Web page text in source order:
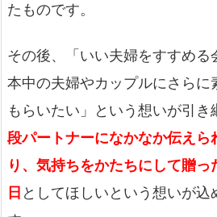
たものです。
その後、「いい夫婦をすすめる
本中の夫婦やカップルにさらに
もらいたい」という想いが引き
段パートナーになかなか伝えら
り、気持ちをかたちにして贈
日 としてほしいという想いが